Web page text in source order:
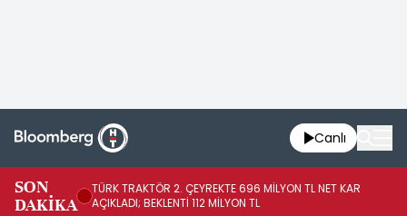
Canlı
SON
DAKİKA
TÜRK TRAKTÖR 2. ÇEYREKTE 696 MİLYON TL NET KAR
AÇIKLADI; BEKLENTİ 112 MİLYON TL